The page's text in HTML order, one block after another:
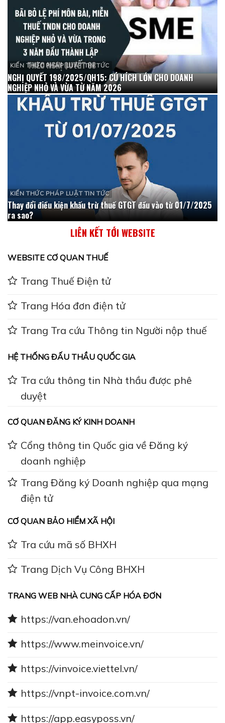
KIẾN THỨC PHÁP LUẬT TIN TỨC
NGHỊ QUYẾT 198/2025/QH15: CÚ HÍCH LỚN CHO DOANH
NGHIỆP NHỎ VÀ VỪA TỪ NĂM 2026
KIẾN THỨC PHÁP LUẬT TIN TỨC
Thay đổi điều kiện khấu trừ thuế GTGT đầu vào từ 01/7/2025
ra sao?
LIÊN KẾT TỚI WEBSITE
WEBSITE CƠ QUAN THUẾ
Trang Thuế Điện tử
Trang Hóa đơn điện tử
Trang Tra cứu Thông tin Người nộp thuế
HỆ THỐNG ĐẤU THẦU QUỐC GIA
Tra cứu thông tin Nhà thầu được phê
duyệt
CƠ QUAN ĐĂNG KÝ KINH DOANH
Cổng thông tin Quốc gia về Đăng ký
doanh nghiệp
Trang Đăng ký Doanh nghiệp qua mạng
điện tử
CƠ QUAN BẢO HIỂM XÃ HỘI
Tra cứu mã số BHXH
Trang Dịch Vụ Công BHXH
TRANG WEB NHÀ CUNG CẤP HÓA ĐƠN
https://van.ehoadon.vn/
https://www.meinvoice.vn/
https://vinvoice.viettel.vn/
https://vnpt-invoice.com.vn/
https://app.easyposs.vn/